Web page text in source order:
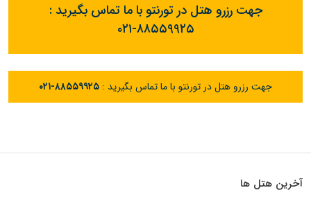
جهت رزرو هتل در تورنتو با ما تماس بگیرید :
۰۲۱-۸۸۵۵۹۹۲۵
جهت رزرو هتل در تورنتو با ما تماس بگیرید : ۰۲۱-۸۸۵۵۹۹۲۵
آخرین هتل ها